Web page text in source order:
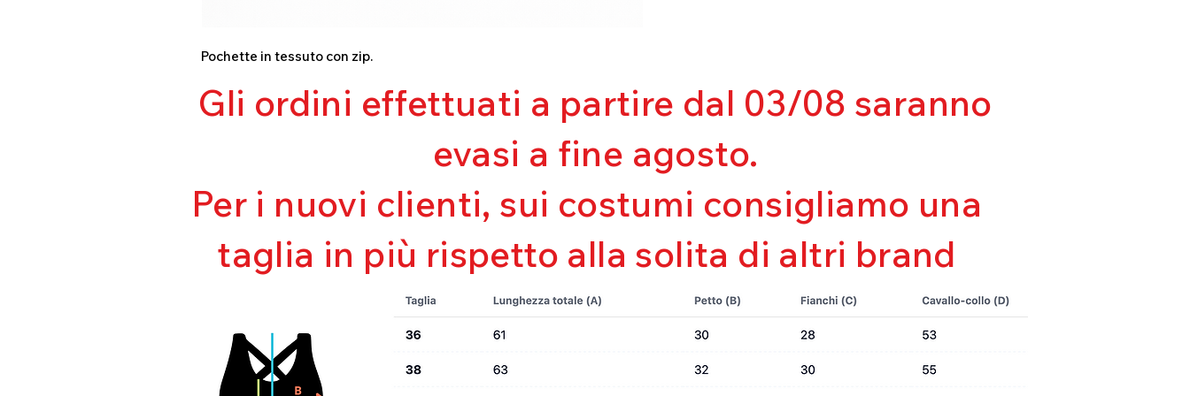
Pochette in tessuto con zip.
Gli ordini effettuati a partire dal 03/08 saranno
evasi a fine agosto.
Per i nuovi clienti, sui costumi consigliamo una
taglia in più rispetto alla solita di altri brand